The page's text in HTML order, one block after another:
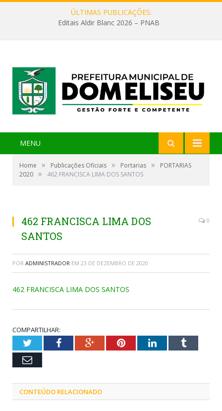
ÚLTIMAS PUBLICAÇÕES:
Editais Aldir Blanc 2026 – PNAB
MENU
Home » Publicações Oficiais » Portarias »
PORTARIAS
2020 » 462 FRANCISCA LIMA DOS SANTOS
462 FRANCISCA LIMA DOS
SANTOS
0
POR ADMINISTRADOR EM 23 DE DEZEMBRO DE 2020
462 FRANCISCA LIMA DOS SANTOS
COMPARTILHAR:
TwitterFacebookGoogle+PinterestLinkedInTumblr
Email
CONTEÚDO RELACIONADO